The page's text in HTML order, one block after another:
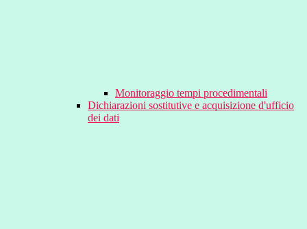
Monitoraggio tempi procedimentali
Dichiarazioni sostitutive e acquisizione d'ufficio
dei dati